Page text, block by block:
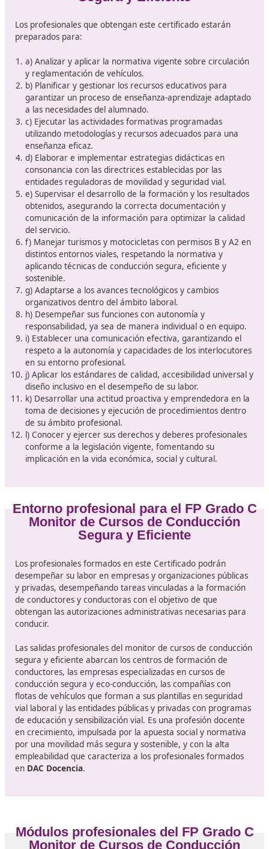
UC1873_3: Diseñar, impartir y evaluar programas de
sensibilización y formación en seguridad vial.
Competencia UC1873_3: Programar, impartir y evaluar
actividades de sensibilización, reeducación y formación
seguridad vial, es necesario completar, además del
profesional 1657. Seguridad Vial, incluido en este grado
módulo profesional 0020. Primeros Auxilios.
EnDAC Docencia
estas acreditaciones cursando los módulos
de modo que aproveches al máximo tu itinerario
hacia el título de Técnico Superior en Formación para
Movilidad Segura y Sostenible.
Competencias profesionales y
empleabilidad tras cursar el FP
Monitor de Cursos de
Segura y Eficiente
Los profesionales que obtengan este certificado
preparados para:
a) Analizar y aplicar la normativa vigente sobre
y reglamentación de vehículos.
b) Planificar y gestionar los recursos educativos para
garantizar un proceso de enseñanza-aprendizaje
utilizando metodologías y recursos adecuados para
enseñanza eficaz.
d) Elaborar e implementar estrategias didácticas en
consonancia con las directrices establecidas por las
entidades reguladoras de movilidad y seguridad vial.
e) Supervisar el desarrollo de la formación y los
obtenidos, asegurando la correcta documentación y
comunicación de la información para optimizar la
del servicio.
f) Manejar turismos y motocicletas con permisos B
distintos entornos viales, respetando la normativa y
aplicando técnicas de conducción segura, eficiente y
sostenible.
g) Adaptarse a los avances tecnológicos y cambios
organizativos dentro del ámbito laboral.
h) Desempeñar sus funciones con autonomía y
responsabilidad, ya sea de manera individual o en
i) Establecer una comunicación efectiva,
respeto a la autonomía y capacidades de los
en su entorno profesional.
toma de decisiones y ejecución de procedimientos
de su ámbito profesional.